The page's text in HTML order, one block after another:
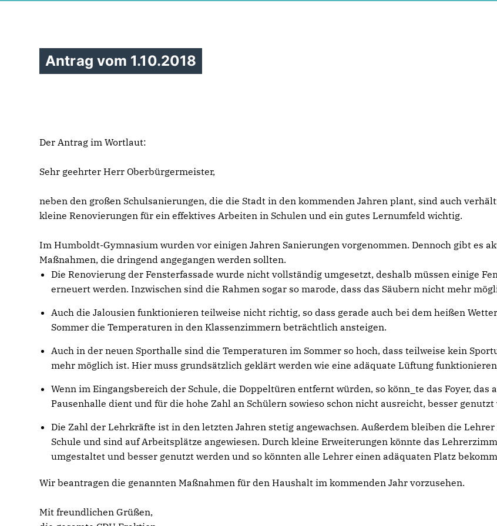
Antrag vom 1.10.2018
Der Antrag im Wortlaut:
Sehr geehrter Herr Oberbürgermeister,
neben den großen Schulsanierungen, die die Stadt in den kommenden Jahren plant, sind auch
kleine Renovierungen für ein effektives Arbeiten in Schulen und ein gutes Lernumfeld wichtig.
Im Humboldt-Gymnasium wurden vor einigen Jahren Sanierungen vorgenommen. Dennoch gibt es
Maßnahmen, die dringend angegangen werden sollten.
Die Renovierung der Fensterfassade wurde nicht vollständig umgesetzt, deshalb müssen einige
erneuert werden. Inzwischen sind die Rahmen sogar so marode, dass das Säubern nicht mehr
Auch die Jalousien funktionieren teilweise nicht richtig, so dass gerade auch bei dem heißen
Sommer die Temperaturen in den Klassenzimmern beträchtlich ansteigen.
Auch in der neuen Sporthalle sind die Temperaturen im Sommer so hoch, dass teilweise kein
mehr möglich ist. Hier muss grundsätzlich geklärt werden wie eine adäquate Lüftung
Wenn im Eingangsbereich der Schule, die Doppeltüren entfernt würden, so könn_te das Foyer, das
Pausenhalle dient und für die hohe Zahl an Schülern sowieso schon nicht ausreicht, besser genutzt
Die Zahl der Lehrkräfte ist in den letzten Jahren stetig angewachsen. Außerdem bleiben die
Schule und sind auf Arbeitsplätze angewiesen. Durch kleine Erweiterungen könnte das
umgestaltet und besser genutzt werden und so könnten alle Lehrer einen adäquaten Platz
Wir beantragen die genannten Maßnahmen für den Haushalt im kommenden Jahr vorzusehen.
Mit freundlichen Grüßen,